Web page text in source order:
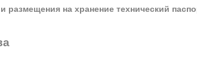
размещения на хранение технический